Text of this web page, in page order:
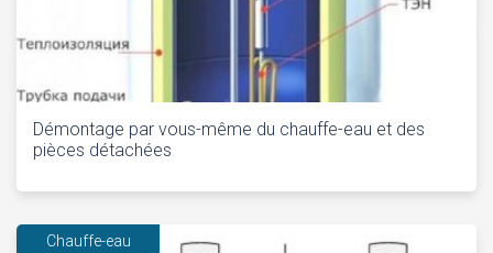
Démontage par vous-même du chauffe-eau et des
pièces détachées
Chauffe-eau